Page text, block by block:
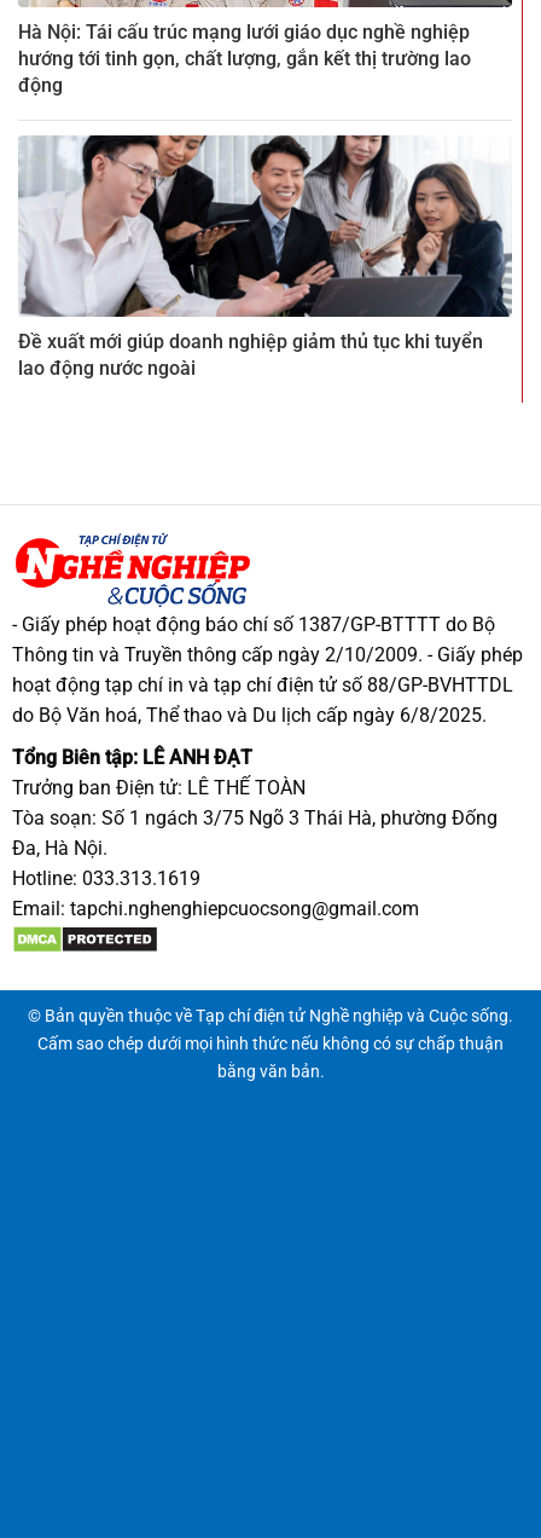
Hà Nội: Tái cấu trúc mạng lưới giáo dục nghề nghiệp
hướng tới tinh gọn, chất lượng, gắn kết thị trường lao
động
Đề xuất mới giúp doanh nghiệp giảm thủ tục khi tuyển
lao động nước ngoài
- Giấy phép hoạt động báo chí số 1387/GP-BTTTT do Bộ
Thông tin và Truyền thông cấp ngày 2/10/2009. - Giấy phép
hoạt động tạp chí in và tạp chí điện tử số 88/GP-BVHTTDL
do Bộ Văn hoá, Thể thao và Du lịch cấp ngày 6/8/2025.
Tổng Biên tập: LÊ ANH ĐẠT
Trưởng ban Điện tử: LÊ THẾ TOÀN
Tòa soạn: Số 1 ngách 3/75 Ngõ 3 Thái Hà, phường Đống
Đa, Hà Nội.
Hotline: 033.313.1619
Email: tapchi.nghenghiepcuocsong@gmail.com
© Bản quyền thuộc về Tạp chí điện tử Nghề nghiệp và Cuộc sống.
Cấm sao chép dưới mọi hình thức nếu không có sự chấp thuận
bằng văn bản.